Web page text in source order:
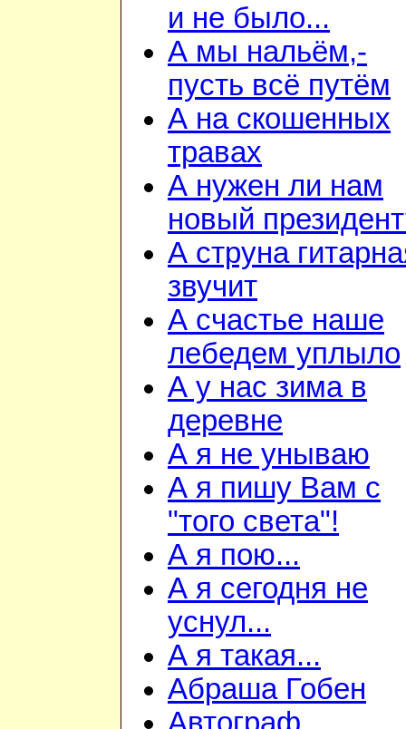
и не было...
А мы нальём,-
пусть всё путём
А на скошенных
травах
А нужен ли нам
новый
А струна
звучит
А счастье наше
лебедем уплыло
А у нас зима в
деревне
А я не унываю
А я пишу Вам с
"того света"!
А я пою...
А я сегодня не
уснул...
А я такая...
Абраша Гобен